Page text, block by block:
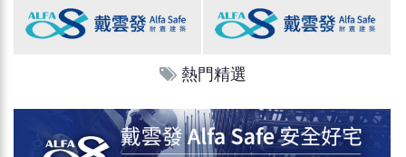
熱門精選